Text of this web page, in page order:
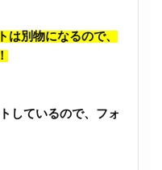
は別物になるので、
しているので、フォ